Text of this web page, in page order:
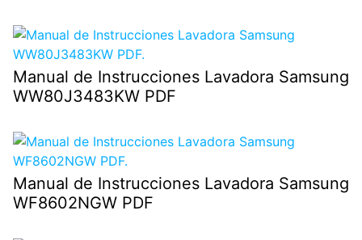
Manual de Instrucciones Lavadora Samsung
WW80J3483KW PDF
Manual de Instrucciones Lavadora Samsung
WF8602NGW PDF